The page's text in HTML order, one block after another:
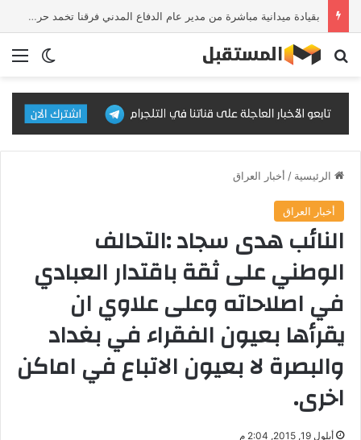
بقيادة ميدانية مباشرة من مدير عام الدفاع المدني فرقنا تخمد حريق معمل نجارة وسط بغداد
الوضع بحث عن
الرئيسية / أخبار العراق
أخبار العراق
النائب هدى سجاد :التحالف
الوطني على ثقة باقتدار العبادي
في اصلاحاته وعلى علاوي ان
يقرأها بعيون الفقراء في بغداد
والبصرة لا بعيون الاتباع في اماكن
اخرى.
أيلول 19, 2015, 2:04 م